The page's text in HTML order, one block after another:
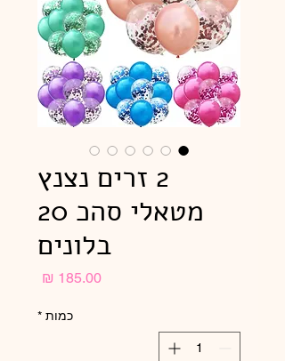
2 זרים נצנץ
מטאלי סהכ 20
בלונים
כמות *